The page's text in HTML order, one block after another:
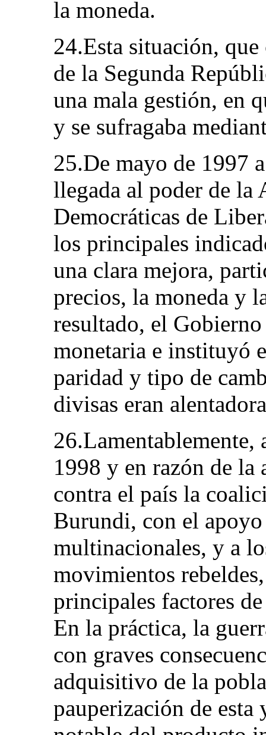
la moneda.
24.Esta situación,
de la Segunda
una mala gestión, en
y se sufragaba
25.De mayo de 1997
llegada al poder de la
Democráticas de
los principales
una clara mejora,
precios, la moneda y
resultado, el
monetaria e instituyó
paridad y tipo de
divisas eran
26.Lamentablemente,
1998 y en razón de la
contra el país la
Burundi, con el apoyo
multinacionales, y a
movimientos
principales factores
En la práctica, la
con graves
adquisitivo de la
pauperización de